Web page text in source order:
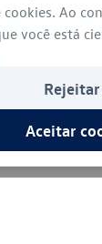
cookies. Ao
você está
Aceitar